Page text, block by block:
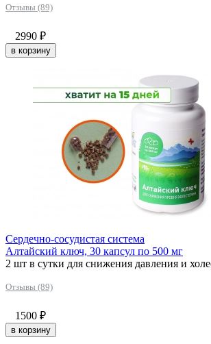
Отзывы (89)
2990 ₽
в корзину
Сердечно-сосудистая система
Алтайский ключ, 30 капсул по 500 мг
2 шт в сутки для снижения давления и
Отзывы (89)
1500 ₽
в корзину